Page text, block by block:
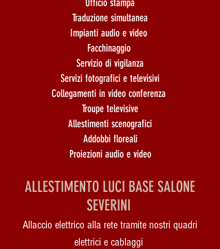
Ufficio stampa
Traduzione simultanea
Impianti audio e video
Facchinaggio
Servizio di vigilanza
Servizi fotografici e televisivi
Collegamenti in video conferenza
Troupe televisive
Allestimenti scenografici
Addobbi floreali
Proiezioni audio e video
ALLESTIMENTO LUCI BASE SALONE
SEVERINI
Allaccio elettrico alla rete tramite nostri quadri
elettrici e cablaggi